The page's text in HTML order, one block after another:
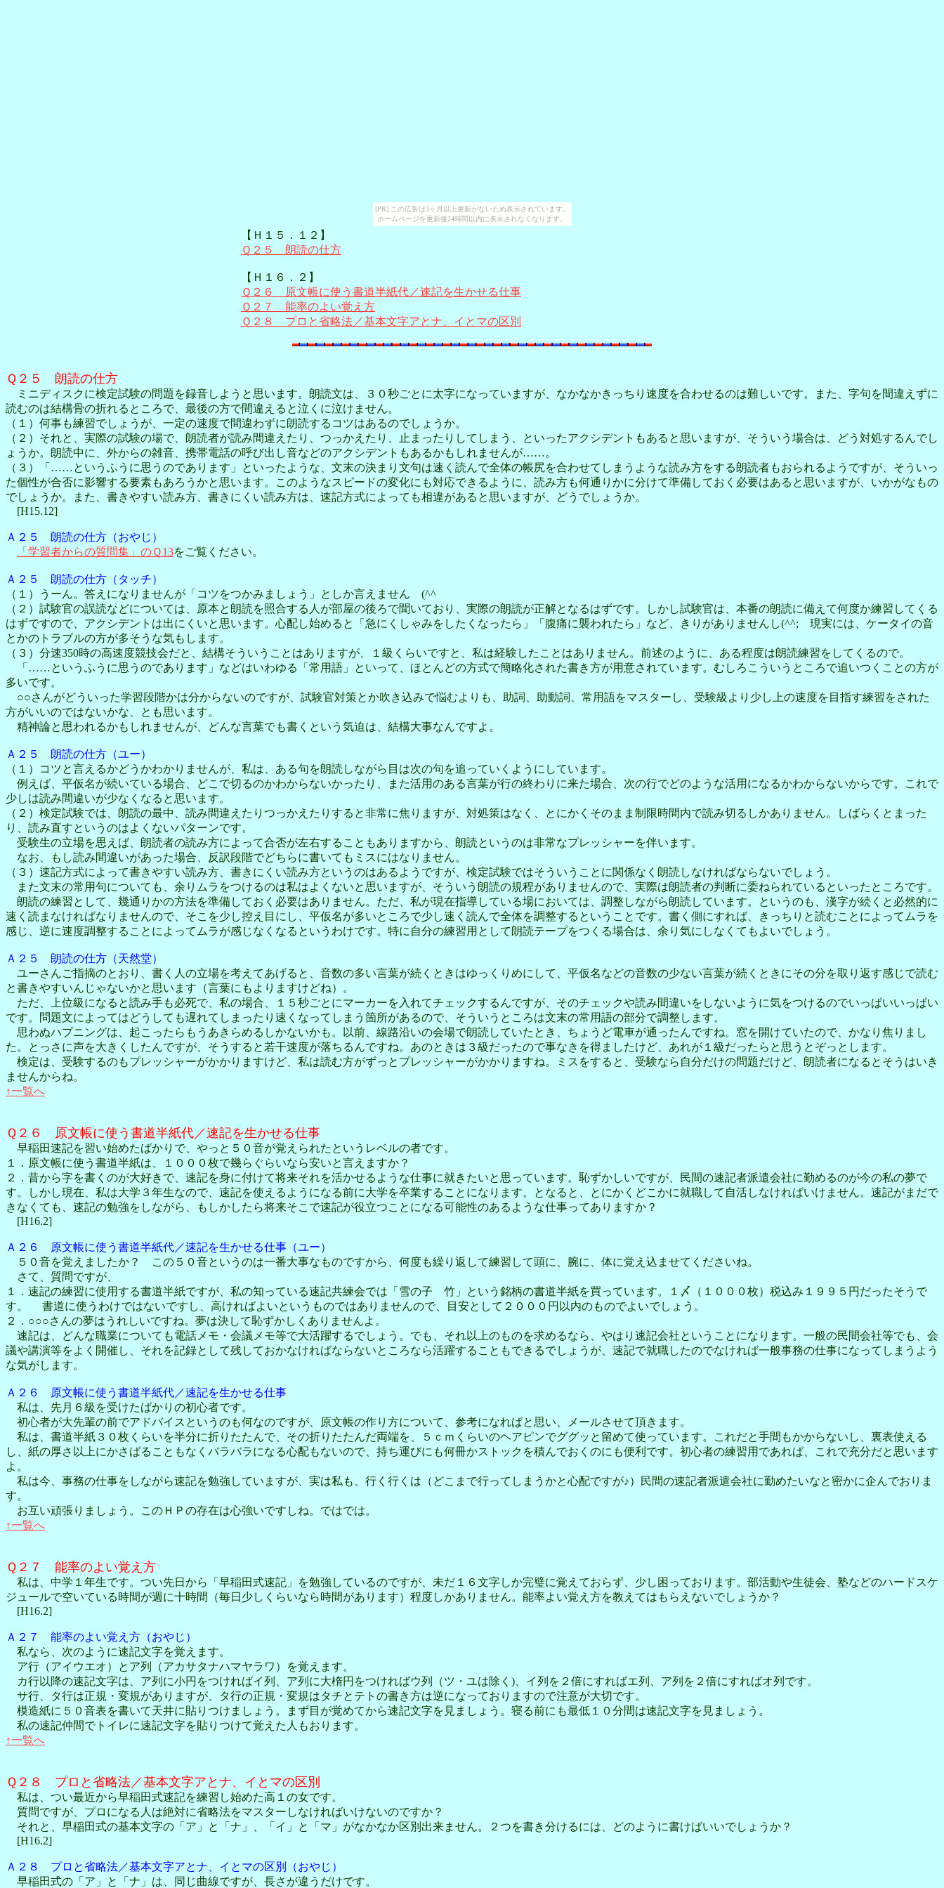
[PR] この広告は3ヶ月以上更新がないため表示されています。
ホームページを更新後24時間以内に表示されなくなります。
【Ｈ１５．１２】
Ｑ２５ 朗読の仕方
【Ｈ１６．２】
Ｑ２６ 原文帳に使う書道半紙代／速記を生かせる仕事
Ｑ２７ 能率のよい覚え方
Ｑ２８ プロと省略法／基本文字アとナ、イとマの区別
Ｑ２５ 朗読の仕方
ミニディスクに検定試験の問題を録音しようと思います。朗読文は、３０秒ごとに太字になっていますが、なかなかきっちり速度を合わせるのは難しいです。また、字句を間違えずに
読むのは結構骨の折れるところで、最後の方で間違えると泣くに泣けません。
（１）何事も練習でしょうが、一定の速度で間違わずに朗読するコツはあるのでしょうか。
（２）それと、実際の試験の場で、朗読者が読み間違えたり、つっかえたり、止まったりしてしまう、といったアクシデントもあると思いますが、そういう場合は、どう対処するんでし
ょうか。朗読中に、外からの雑音、携帯電話の呼び出し音などのアクシデントもあるかもしれませんが……。
（３）「……というふうに思うのであります」といったような、文末の決まり文句は速く読んで全体の帳尻を合わせてしまうような読み方をする朗読者もおられるようですが、そういっ
た個性が合否に影響する要素もあろうかと思います。このようなスピードの変化にも対応できるように、読み方も何通りかに分けて準備しておく必要はあると思いますが、いかがなもの
でしょうか。また、書きやすい読み方、書きにくい読み方は、速記方式によっても相違があると思いますが、どうでしょうか。
[H15.12]
Ａ２５ 朗読の仕方（おやじ）
「学習者からの質問集」のＱ13をご覧ください。
Ａ２５ 朗読の仕方（タッチ）
（１）うーん。答えになりませんが「コツをつかみましょう」としか言えません (^^ゞ
（２）試験官の誤読などについては、原本と朗読を照合する人が部屋の後ろで聞いており、実際の朗読が正解となるはずです。しかし試験官は、本番の朗読に備えて何度か練習してくる
はずですので、アクシデントは出にくいと思います。心配し始めると「急にくしゃみをしたくなったら」「腹痛に襲われたら」など、きりがありませんし(^^; 現実には、ケータイの音
とかのトラブルの方が多そうな気もします。
（３）分速350時の高速度競技会だと、結構そういうことはありますが、１級くらいですと、私は経験したことはありません。前述のように、ある程度は朗読練習をしてくるので。
「……というふうに思うのであります」などはいわゆる「常用語」といって、ほとんどの方式で簡略化された書き方が用意されています。むしろこういうところで追いつくことの方が
多いです。
○○さんがどういった学習段階かは分からないのですが、試験官対策とか吹き込みで悩むよりも、助詞、助動詞、常用語をマスターし、受験級より少し上の速度を目指す練習をされた
方がいいのではないかな、とも思います。
精神論と思われるかもしれませんが、どんな言葉でも書くという気迫は、結構大事なんですよ。
Ａ２５ 朗読の仕方（ユー）
（１）コツと言えるかどうかわかりませんが、私は、ある句を朗読しながら目は次の句を追っていくようにしています。
例えば、平仮名が続いている場合、どこで切るのかわからないかったり、また活用のある言葉が行の終わりに来た場合、次の行でどのような活用になるかわからないからです。これで
少しは読み間違いが少なくなると思います。
（２）検定試験では、朗読の最中、読み間違えたりつっかえたりすると非常に焦りますが、対処策はなく、とにかくそのまま制限時間内で読み切るしかありません。しばらくとまった
り、読み直すというのはよくないパターンです。
受験生の立場を思えば、朗読者の読み方によって合否が左右することもありますから、朗読というのは非常なプレッシャーを伴います。
なお、もし読み間違いがあった場合、反訳段階でどちらに書いてもミスにはなりません。
（３）速記方式によって書きやすい読み方、書きにくい読み方というのはあるようですが、検定試験ではそういうことに関係なく朗読しなければならないでしょう。
また文末の常用句についても、余りムラをつけるのは私はよくないと思いますが、そういう朗読の規程がありませんので、実際は朗読者の判断に委ねられているといったところです。
朗読の練習として、幾通りかの方法を準備しておく必要はありません。ただ、私が現在指導している場においては、調整しながら朗読しています。というのも、漢字が続くと必然的に
速く読まなければなりませんので、そこを少し控え目にし、平仮名が多いところで少し速く読んで全体を調整するということです。書く側にすれば、きっちりと読むことによってムラを
感じ、逆に速度調整することによってムラが感じなくなるというわけです。特に自分の練習用として朗読テープをつくる場合は、余り気にしなくてもよいでしょう。
Ａ２５ 朗読の仕方（天然堂）
ユーさんご指摘のとおり、書く人の立場を考えてあげると、音数の多い言葉が続くときはゆっくりめにして、平仮名などの音数の少ない言葉が続くときにその分を取り返す感じで読む
と書きやすいんじゃないかと思います（言葉にもよりますけどね）。
ただ、上位級になると読み手も必死で、私の場合、１５秒ごとにマーカーを入れてチェックするんですが、そのチェックや読み間違いをしないように気をつけるのでいっぱいいっぱい
です。問題文によってはどうしても遅れてしまったり速くなってしまう箇所があるので、そういうところは文末の常用語の部分で調整します。
思わぬハプニングは、起こったらもうあきらめるしかないかも。以前、線路沿いの会場で朗読していたとき、ちょうど電車が通ったんですね。窓を開けていたので、かなり焦りまし
た。とっさに声を大きくしたんですが、そうすると若干速度が落ちるんですね。あのときは３級だったので事なきを得ましたけど、あれが１級だったらと思うとぞっとします。
検定は、受験するのもプレッシャーがかかりますけど、私は読む方がずっとプレッシャーがかかりますね。ミスをすると、受験なら自分だけの問題だけど、朗読者になるとそうはいき
ませんからね。
↑一覧へ
Ｑ２６ 原文帳に使う書道半紙代／速記を生かせる仕事
早稲田速記を習い始めたばかりで、やっと５０音が覚えられたというレベルの者です。
１．原文帳に使う書道半紙は、１０００枚で幾らぐらいなら安いと言えますか？
２．昔から字を書くのが大好きで、速記を身に付けて将来それを活かせるような仕事に就きたいと思っています。恥ずかしいですが、民間の速記者派遣会社に勤めるのが今の私の夢で
す。しかし現在、私は大学３年生なので、速記を使えるようになる前に大学を卒業することになります。となると、とにかくどこかに就職して自活しなければいけません。速記がまだで
きなくても、速記の勉強をしながら、もしかしたら将来そこで速記が役立つことになる可能性のあるような仕事ってありますか？
[H16.2]
Ａ２６ 原文帳に使う書道半紙代／速記を生かせる仕事（ユー）
５０音を覚えましたか？ この５０音というのは一番大事なものですから、何度も繰り返して練習して頭に、腕に、体に覚え込ませてくださいね。
さて、質問ですが、
１．速記の練習に使用する書道半紙ですが、私の知っている速記共練会では「雪の子 竹」という銘柄の書道半紙を買っています。１〆（１０００枚）税込み１９９５円だったそうで
す。 書道に使うわけではないですし、高ければよいというものではありませんので、目安として２０００円以内のものでよいでしょう。
２．○○○さんの夢はうれしいですね。夢は決して恥ずかしくありませんよ。
速記は、どんな職業についても電話メモ・会議メモ等で大活躍するでしょう。でも、それ以上のものを求めるなら、やはり速記会社ということになります。一般の民間会社等でも、会
議や講演等をよく開催し、それを記録として残しておかなければならないところなら活躍することもできるでしょうが、速記で就職したのでなければ一般事務の仕事になってしまうよう
な気がします。
Ａ２６ 原文帳に使う書道半紙代／速記を生かせる仕事
私は、先月６級を受けたばかりの初心者です。
初心者が大先輩の前でアドバイスというのも何なのですが、原文帳の作り方について、参考になればと思い、メールさせて頂きます。
私は、書道半紙３０枚くらいを半分に折りたたんで、その折りたたんだ両端を、５ｃｍくらいのヘアピンでググッと留めて使っています。これだと手間もかからないし、裏表使える
し、紙の厚さ以上にかさばることもなくバラバラになる心配もないので、持ち運びにも何冊かストックを積んでおくのにも便利です。初心者の練習用であれば、これで充分だと思います
よ。
私は今、事務の仕事をしながら速記を勉強していますが、実は私も、行く行くは（どこまで行ってしまうかと心配ですが♪）民間の速記者派遣会社に勤めたいなと密かに企んでおりま
す。
お互い頑張りましょう。このＨＰの存在は心強いですしね。ではでは。
↑一覧へ
Ｑ２７ 能率のよい覚え方
私は、中学１年生です。つい先日から「早稲田式速記」を勉強しているのですが、未だ１６文字しか完璧に覚えておらず、少し困っております。部活動や生徒会、塾などのハードスケ
ジュールで空いている時間が週に十時間（毎日少しくらいなら時間があります）程度しかありません。能率よい覚え方を教えてはもらえないでしょうか？
[H16.2]
Ａ２７ 能率のよい覚え方（おやじ）
私なら、次のように速記文字を覚えます。
ア行（アイウエオ）とア列（アカサタナハマヤラワ）を覚えます。
カ行以降の速記文字は、ア列に小円をつければイ列、ア列に大楕円をつければウ列（ツ・ユは除く)、イ列を２倍にすればエ列、ア列を２倍にすればオ列です。
サ行、タ行は正規・変規がありますが、タ行の正規・変規はタチとテトの書き方は逆になっておりますので注意が大切です。
模造紙に５０音表を書いて天井に貼りつけましょう。まず目が覚めてから速記文字を見ましょう。寝る前にも最低１０分間は速記文字を見ましょう。
私の速記仲間でトイレに速記文字を貼りつけて覚えた人もおります。
↑一覧へ
Ｑ２８ プロと省略法／基本文字アとナ、イとマの区別
私は、つい最近から早稲田式速記を練習し始めた高１の女です。
質問ですが、プロになる人は絶対に省略法をマスターしなければいけないのですか？
それと、早稲田式の基本文字の「ア」と「ナ」、「イ」と「マ」がなかなか区別出来ません。２つを書き分けるには、どのように書けばいいでしょうか？
[H16.2]
Ａ２８ プロと省略法／基本文字アとナ、イとマの区別（おやじ）
早稲田式の「ア」と「ナ」は、同じ曲線ですが、長さが違うだけです。